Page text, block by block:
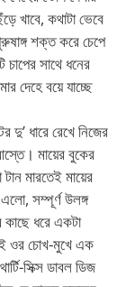
খাবে, কথাটা ভেবে
শক্ত করে চেপে
চাপের সাথে ধনের
বয়ে যাচ্ছে
দু’ ধারে রেখে নিজের
মায়ের বুকের
মারতেই মায়ের
সম্পূর্ণ উলঙ্গ
ধরে একটা
ওর চোখ-মুখে এক
সিক্স ডাবল ডিজ